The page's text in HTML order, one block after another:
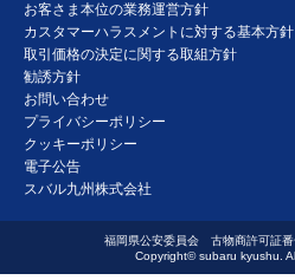
お客さま本位の業務運営方針
カスタマーハラスメントに対する基本方針
取引価格の決定に関する取組方針
勧誘方針
お問い合わせ
プライバシーポリシー
クッキーポリシー
電子公告
スバル九州株式会社
福岡県公安委員会 古物商許可証
Copyright© subaru kyushu.